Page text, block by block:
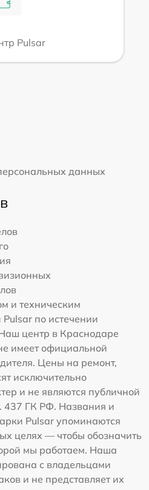
Pulsar
данных
и техническим
по истечении
центр в Краснодаре
имеет официальной
Цены на ремонт,
исключительно
и не являются публичной
437 ГК РФ. Названия и
Pulsar упоминаются
целях — чтобы обозначить
мы работаем. Наша
с владельцами
и не представляет их